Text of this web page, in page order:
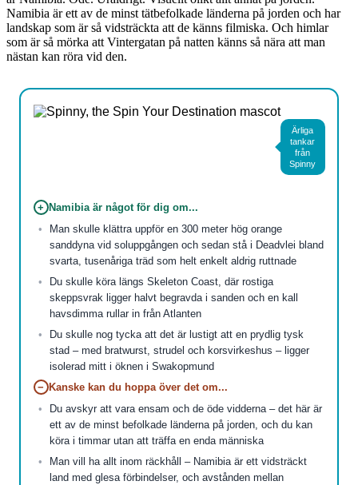
Namibia är ett av de minst tätbefolkade länderna på jorden och har
landskap som är så vidsträckta att de känns filmiska. Och himlar
som är så mörka att Vintergatan på natten känns så nära att man
nästan kan röra vid den.
Ärliga
tankar
från
Spinny
+ Namibia är något för dig om...
Man skulle klättra uppför en 300 meter hög orange
sanddyna vid soluppgången och sedan stå i Deadvlei bland
svarta, tusenåriga träd som helt enkelt aldrig ruttnade
Du skulle köra längs Skeleton Coast, där rostiga
skeppsvrak ligger halvt begravda i sanden och en kall
havsdimma rullar in från Atlanten
Du skulle nog tycka att det är lustigt att en prydlig tysk
stad – med bratwurst, strudel och korsvirkeshus – ligger
isolerad mitt i öknen i Swakopmund
− Kanske kan du hoppa över det om...
Du avskyr att vara ensam och de öde vidderna – det här är
ett av de minst befolkade länderna på jorden, och du kan
köra i timmar utan att träffa en enda människa
Man vill ha allt inom räckhåll – Namibia är ett vidsträckt
land med glesa förbindelser, och avstånden mellan